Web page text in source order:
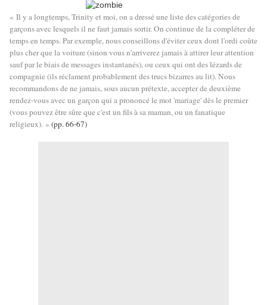
« Il y a longtemps, Trinity et moi, on a dressé une liste des catégories de
garçons avec lesquels il ne faut jamais sortir. On continue de la compléter de
temps en temps. Par exemple, nous conseillons d'éviter ceux dont l'ordi coûte
plus cher que la voiture (sinon vous n'arriverez jamais à attirer leur attention
sauf par le biais de messages instantanés), ou ceux qui ont des lézards de
compagnie (ils réclament probablement des trucs bizarres au lit). Nous
recommandons de ne jamais, sous aucun prétexte, accepter de deuxième
rendez-vous avec un garçon qui a prononcé le mot 'mariage' dès le premier
(vous pouvez être sûre que c'est un fils à sa maman, ou un fanatique
religieux). » (pp. 66-67)